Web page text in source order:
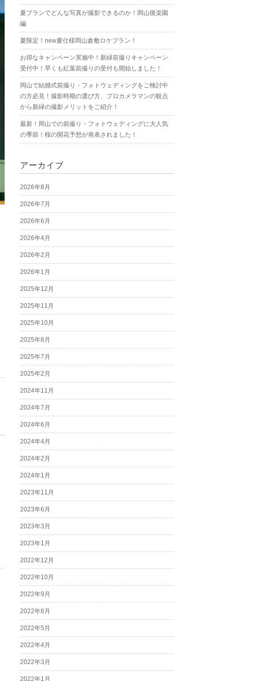
夏プランでどんな写真が撮影できるのか！岡山後楽園
編
夏限定！new夏仕様岡山倉敷ロケプラン！
お得なキャンペーン実施中！新緑前撮りキャンペーン
受付中！早くも紅葉前撮りの受付も開始しました！
岡山で結婚式前撮り・フォトウェディングをご検討中
の方必見！撮影時期の選び方、プロカメラマンの観点
から新緑の撮影メリットをご紹介！
最新！岡山での前撮り・フォトウェディングに大人気
の季節！桜の開花予想が発表されました！
アーカイブ
2026年8月
2026年7月
2026年6月
2026年4月
2026年2月
2026年1月
2025年12月
2025年11月
2025年10月
2025年8月
2025年7月
2025年2月
2024年11月
2024年7月
2024年6月
2024年4月
2024年2月
2024年1月
2023年11月
2023年6月
2023年3月
2023年1月
2022年12月
2022年10月
2022年9月
2022年8月
2022年5月
2022年4月
2022年3月
2022年1月